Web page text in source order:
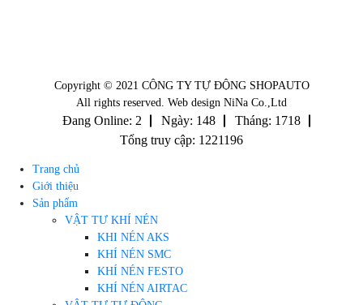
Copyright © 2021 CÔNG TY TỰ ĐỘNG SHOPAUTO
All rights reserved. Web design NiNa Co.,Ltd
Đang Online: 2 Ngày: 148
Tháng: 1718
Tổng truy cập: 1221196
Trang chủ
Giới thiệu
Sản phẩm
VẬT TƯ KHÍ NÉN
KHI NÉN AKS
KHÍ NÉN SMC
KHÍ NÉN FESTO
KHÍ NÉN AIRTAC